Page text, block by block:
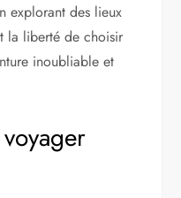
explorant des lieux
la liberté de choisir
inoubliable et